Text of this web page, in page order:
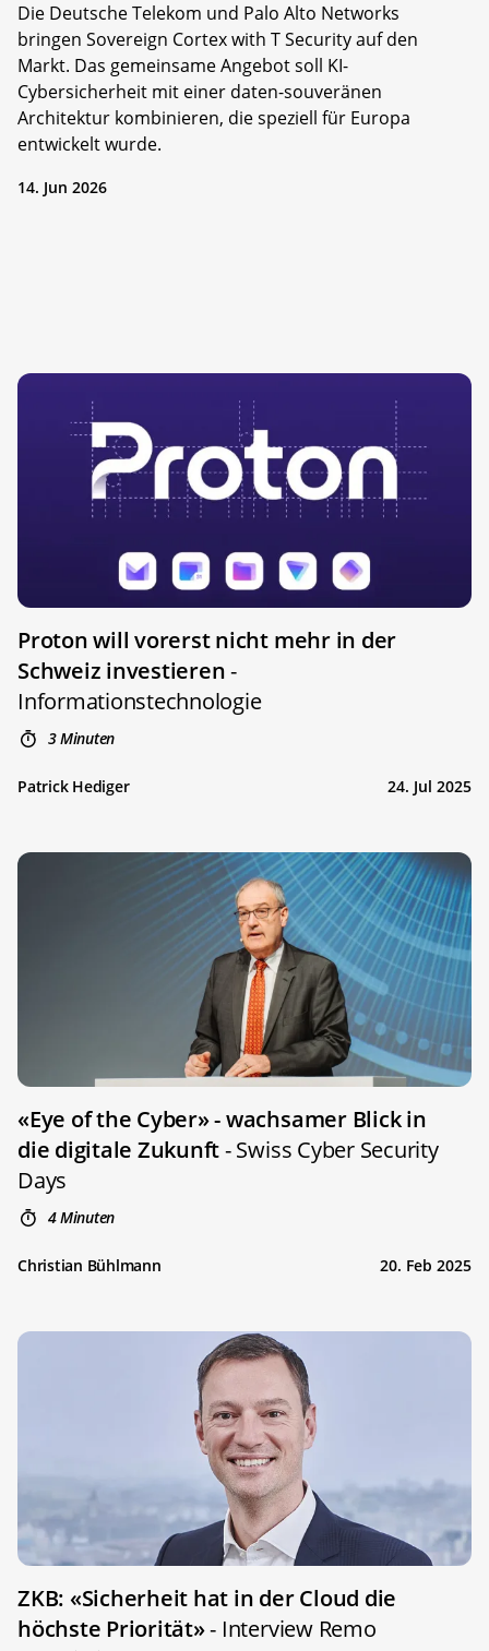
Die Deutsche Telekom und Palo Alto Networks
bringen Sovereign Cortex with T Security auf den
Markt. Das gemeinsame Angebot soll KI-
Cybersicherheit mit einer daten-souveränen
Architektur kombinieren, die speziell für Europa
entwickelt wurde.
14. Jun 2026
Proton will vorerst nicht mehr in der
Schweiz investieren-
Informationstechnologie
3 Minuten
Patrick Hediger 24. Jul 2025
«Eye of the Cyber» - wachsamer Blick in
die digitale Zukunft- Swiss Cyber Security
Days
4 Minuten
Christian Bühlmann 20. Feb 2025
ZKB: «Sicherheit hat in der Cloud die
höchste Priorität»- Interview Remo